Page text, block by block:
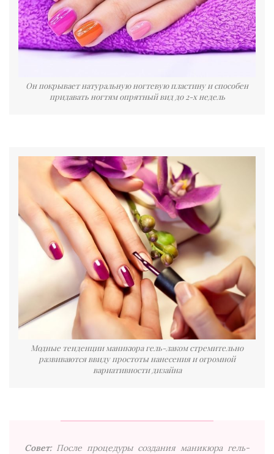
Он покрывает натуральную ногтевую пластину и способен
придавать ногтям опрятный вид до 2-х недель
Модные тенденции маникюра гель-лаком стремительно
развиваются ввиду простоты нанесения и огромной
вариативности дизайна
Совет: После процедуры создания маникюра гель-